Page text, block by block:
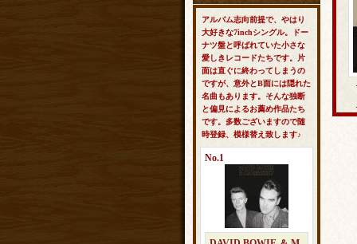
アルバム志向前提で、やはり
大好きな7inchシングル。ドー
ナツ盤と呼ばれていた小さな
愛しきレコードたちです。片
面は直ぐに終わってしまうの
ですが、意外とB面には隠れた
名曲もあります。そんな独断
と偏見によるお薦め作品たち
です。多数ございますので随
時登録、模様替え致します♪
No.1